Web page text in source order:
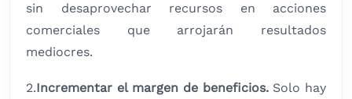
sin desaprovechar recursos en acciones
comerciales que arrojarán resultados
mediocres.
2.Incrementar el margen de beneficios. Solo hay